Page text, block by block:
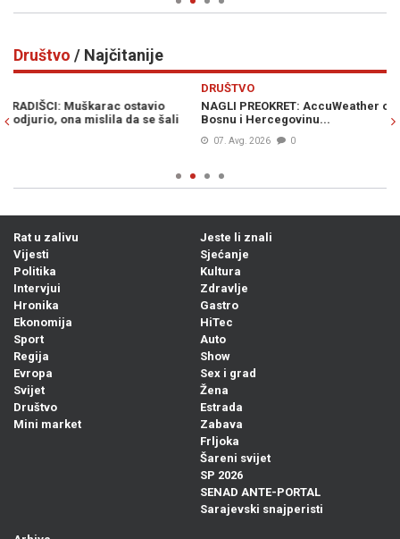
Društvo / Najčitanije
NAGLI PREOKRET: AccuWeather objavio vremensku prognozu za
Bosnu i Hercegovinu...
Rat u zalivu
Vijesti
Politika
Intervjui
Hronika
Ekonomija
Sport
Regija
Evropa
Svijet
Društvo
Mini market
Jeste li znali
Sjećanje
Kultura
Zdravlje
Gastro
HiTec
Auto
Show
Sex i grad
Žena
Estrada
Zabava
Frljoka
Šareni svijet
SP 2026
SENAD ANTE-PORTAL
Sarajevski snajperisti